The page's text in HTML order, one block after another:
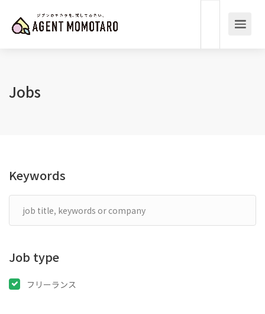
Jobs
Keywords
Job type
フリーランス